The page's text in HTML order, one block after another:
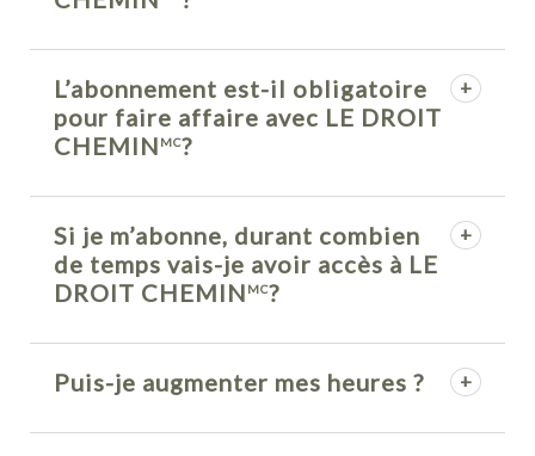
L’abonnement est-il obligatoire
pour faire affaire avec LE DROIT
CHEMIN MC?
Si je m’abonne, durant combien
de temps vais-je avoir accès à LE
DROIT CHEMIN MC?
Puis-je augmenter mes heures ?